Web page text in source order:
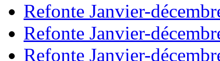
Refonte Janvier-
Refonte Janvier-
Refonte Janvier-